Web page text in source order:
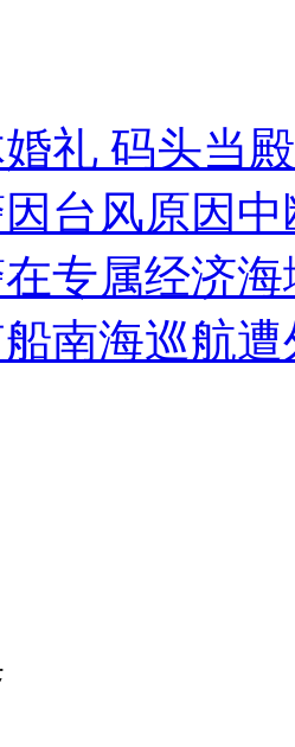
回应
霸凌主义
片面不公正
礼 码头当
台风原因
专属经济
南海巡航